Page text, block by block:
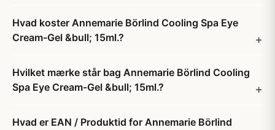
Hvad koster Annemarie Börlind Cooling Spa Eye
Cream-Gel &bull; 15ml.?
Hvilket mærke står bag Annemarie Börlind Cooling
Spa Eye Cream-Gel &bull; 15ml.?
Hvad er EAN / Produktid for Annemarie Börlind